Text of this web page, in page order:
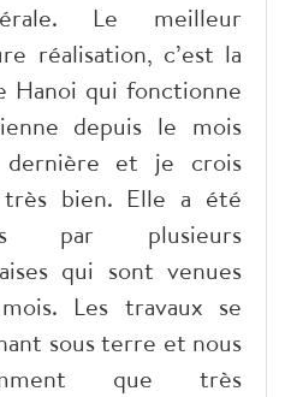
Le meilleur
réalisation, c’est la
Hanoi qui fonctionne
depuis le mois
dernière et je crois
très bien. Elle a été
par plusieurs
qui sont venues
Les travaux se
sous terre et nous
que très